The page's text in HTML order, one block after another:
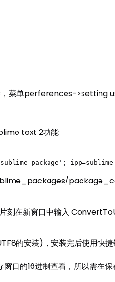
，菜单perferences->setting
text 2功能
package';
在新窗口中输入
的安装)，安装完后使用快
口的16进制查看，所以需在保